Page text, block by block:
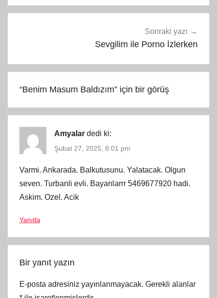
Sonraki yazı
Sevgilim ile Porno İzlerken
“Benim Masum Baldızım” için bir görüş
Amyalar dedi ki:
Şubat 27, 2025, 8:01 pm
Varmi. Ankarada. Balkutusunu. Yalatacak. Olgun
seven. Turbanli evli. Bayanlarrr 5469677920 hadi.
Askim. Ozel. Acik
Yanıtla
Bir yanıt yazın
E-posta adresiniz yayınlanmayacak. Gerekli alanlar